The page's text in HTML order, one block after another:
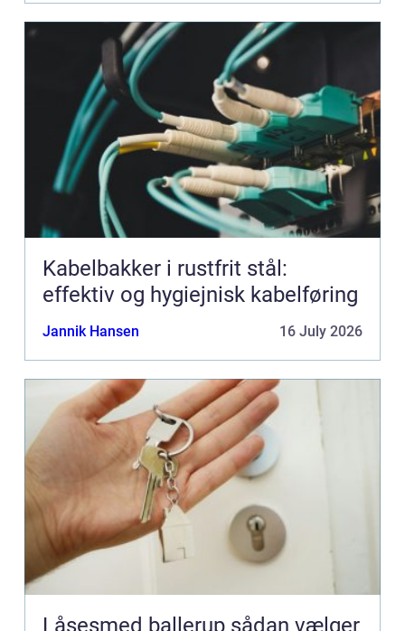
Kabelbakker i rustfrit stål:
effektiv og hygiejnisk kabelføring
Jannik Hansen 16 July 2026
Låsesmed ballerup sådan vælger